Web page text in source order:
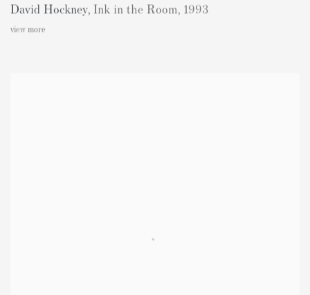
David Hockney, Ink in the Room, 1993
view more